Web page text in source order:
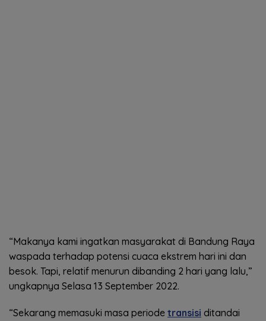
“Makanya kami ingatkan masyarakat di Bandung Raya
waspada terhadap potensi cuaca ekstrem hari ini dan
besok. Tapi, relatif menurun dibanding 2 hari yang lalu,”
ungkapnya Selasa 13 September 2022.
“Sekarang memasuki masa periode transisi ditandai